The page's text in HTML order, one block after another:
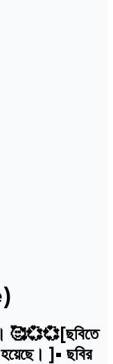
🥰💞💞[ছবিতে
]• ছবির